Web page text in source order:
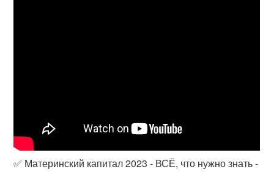
✅ Материнский капитал 2023 - ВСЁ, что нужно знать -